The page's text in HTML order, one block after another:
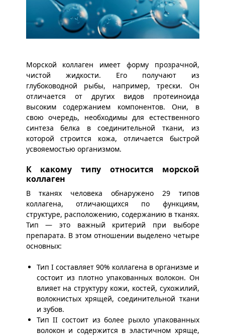
Морской коллаген имеет форму прозрачной,
чистой жидкости. Его получают из
глубоководной рыбы, например, трески. Он
отличается от других видов протеиноида
высоким содержанием компонентов. Они, в
свою очередь, необходимы для естественного
синтеза белка в соединительной ткани, из
которой строится кожа, отличается быстрой
усвояемостью организмом.
К какому типу относится морской
коллаген
В тканях человека обнаружено 29 типов
коллагена, отличающихся по функциям,
структуре, расположению, содержанию в тканях.
Тип — это важный критерий при выборе
препарата. В этом отношении выделено четыре
основных:
Тип I составляет 90% коллагена в организме и
состоит из плотно упакованных волокон. Он
влияет на структуру кожи, костей, сухожилий,
волокнистых хрящей, соединительной ткани
и зубов.
Тип II состоит из более рыхло упакованных
волокон и содержится в эластичном хряще,